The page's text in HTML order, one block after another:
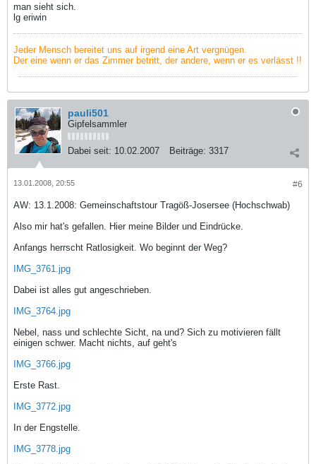
man sieht sich.
lg eriwin
Jeder Mensch bereitet uns auf irgend eine Art vergnügen.
Der eine wenn er das Zimmer betritt, der andere, wenn er es verlässt !!
pauli501
Gipfelsammler
Dabei seit: 10.02.2007 Beiträge: 3317
#6
13.01.2008, 20:55
AW: 13.1.2008: Gemeinschaftstour Tragöß-Josersee (Hochschwab)
Also mir hat's gefallen. Hier meine Bilder und Eindrücke.
Anfangs herrscht Ratlosigkeit. Wo beginnt der Weg?
IMG_3761.jpg
Dabei ist alles gut angeschrieben.
IMG_3764.jpg
Nebel, nass und schlechte Sicht, na und? Sich zu motivieren fällt
einigen schwer. Macht nichts, auf geht's
IMG_3766.jpg
Erste Rast.
IMG_3772.jpg
In der Engstelle.
IMG_3778.jpg